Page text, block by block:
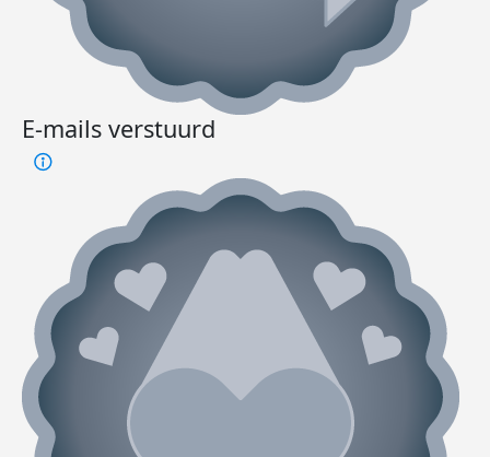
E-mails verstuurd